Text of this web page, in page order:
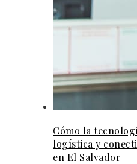
Cómo la
logística y
en El Salvador